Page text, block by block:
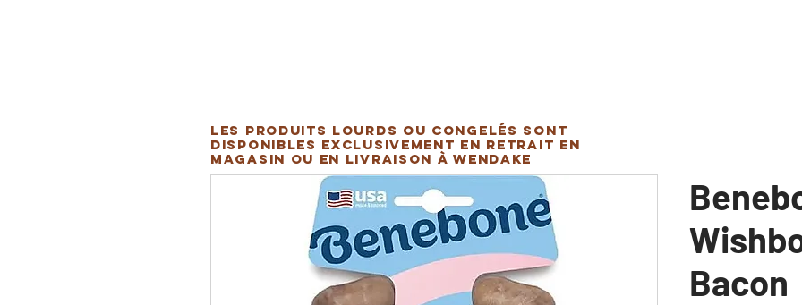
Les produits lourds ou congelés sont
disponibles exclusivement en retrait en
magasin ou en livraison à Wendake
Bacon